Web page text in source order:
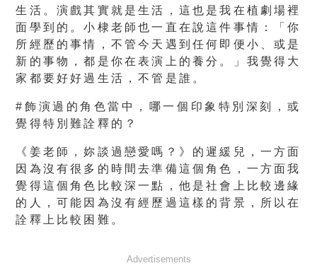
生活。演戲其實就是生活，這也是我在植劇場裡
面學到的。小棣老師也一直在說這件事情：「你
所經歷的事情，不管今天遇到任何即便小、或是
新的事物，都是你在表演上的養分。」我覺得大
家都要好好過生活，不管是誰。
#飾演過的角色當中，哪一個印象特別深刻，或
覺得特別難詮釋的？
《姜老師，妳談過戀愛嗎？》的遲緩兒，一方面
因為沒有很多的時間去準備這個角色，一方面我
覺得這個角色比較深一點，他是社會上比較邊緣
的人，可能因為沒有經歷過這樣的背景，所以在
詮釋上比較困難。
Advertisements